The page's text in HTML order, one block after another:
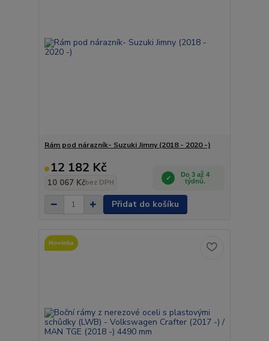
Rám pod nárazník- Suzuki Jimny (2018 - 2020 -)
12 182 Kč
10 067 Kčbez DPH
Do 3 až 4
týdnů.
Přidat do košíku
Novinka